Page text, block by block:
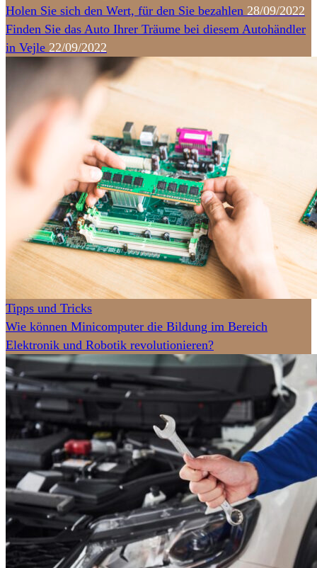
Holen Sie sich den Wert, für den Sie bezahlen 28/09/2022
Finden Sie das Auto Ihrer Träume bei diesem Autohändler
in Vejle 22/09/2022
Tipps und Tricks
Wie können Minicomputer die Bildung im Bereich
Elektronik und Robotik revolutionieren?